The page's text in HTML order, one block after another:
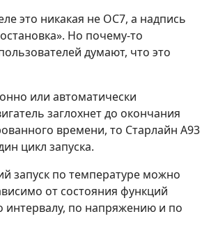
это никакая не ОС7, а надпись
Но почему-то
думают, что это
или автоматически
заглохнет до окончания
времени, то Старлайн А93
цикл запуска.
запуск по температуре можно
от состояния функций
интервалу, по напряжению и по